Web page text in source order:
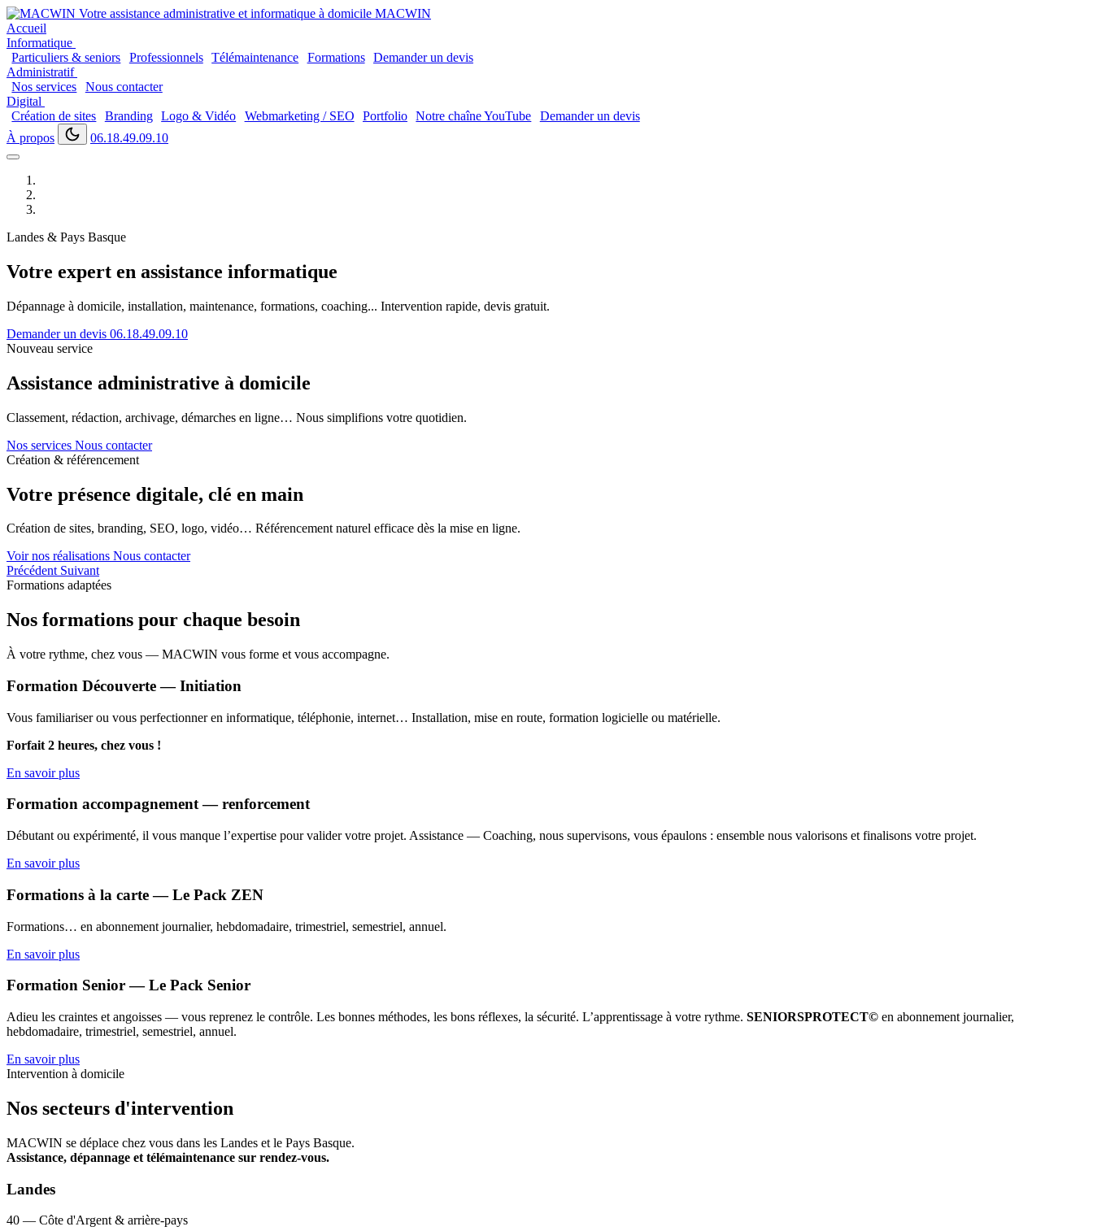
MACWIN
Accueil
Informatique
Particuliers & seniors
Professionnels Télémaintenance Formations
Demander un devis
Administratif
Nos services
Nous contacter
Digital
Création de sites
Branding Logo & Vidéo Webmarketing / SEO Portfolio Notre chaîne YouTube
Demander un devis
À propos
06.18.49.09.10
Landes & Pays Basque
Votre expert en assistance informatique
Dépannage à domicile, installation, maintenance, formations, coaching... Intervention rapide, devis gratuit.
Demander un devis 06.18.49.09.10
Nouveau service
Assistance administrative à domicile
Classement, rédaction, archivage, démarches en ligne… Nous simplifions votre quotidien.
Nos services Nous contacter
Création & référencement
Votre présence digitale, clé en main
Création de sites, branding, SEO, logo, vidéo… Référencement naturel efficace dès la mise en ligne.
Voir nos réalisations Nous contacter
Précédent Suivant
Formations adaptées
Nos formations pour chaque besoin
À votre rythme, chez vous — MACWIN vous forme et vous accompagne.
Formation Découverte — Initiation
Vous familiariser ou vous perfectionner en informatique, téléphonie, internet… Installation, mise en route, formation logicielle ou matérielle.
Forfait 2 heures, chez vous !
En savoir plus
Formation accompagnement — renforcement
Débutant ou expérimenté, il vous manque l’expertise pour valider votre projet. Assistance — Coaching, nous supervisons, vous épaulons : ensemble nous valorisons et finalisons votre projet.
En savoir plus
Formations à la carte — Le Pack ZEN
Formations… en abonnement journalier, hebdomadaire, trimestriel, semestriel, annuel.
En savoir plus
Formation Senior — Le Pack Senior
Adieu les craintes et angoisses — vous reprenez le contrôle. Les bonnes méthodes, les bons réflexes, la sécurité. L’apprentissage à votre rythme. SENIORSPROTECT© en abonnement journalier,
hebdomadaire, trimestriel, semestriel, annuel.
En savoir plus
Intervention à domicile
Nos secteurs d'intervention
MACWIN se déplace chez vous dans les Landes et le Pays Basque.
Assistance, dépannage et télémaintenance sur rendez-vous.
Landes
40 — Côte d'Argent & arrière-pays